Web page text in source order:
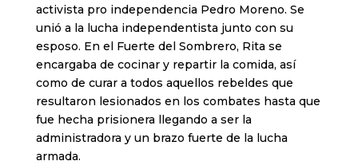
activista pro independencia Pedro Moreno. Se
unió a la lucha independentista junto con su
esposo. En el Fuerte del Sombrero, Rita se
encargaba de cocinar y repartir la comida, así
como de curar a todos aquellos rebeldes que
resultaron lesionados en los combates hasta que
fue hecha prisionera llegando a ser la
administradora y un brazo fuerte de la lucha
armada.